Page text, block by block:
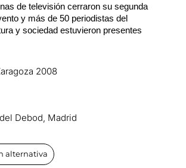
de televisión cerraron su segunda
y más de 50 periodistas del
y sociedad estuvieron presentes
2008
Debod, Madrid
alternativa